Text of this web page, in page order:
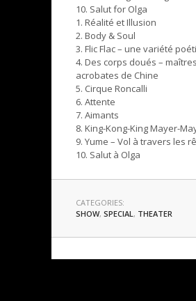
10. Salut for Olga
1. Réalité et Illusion
2. Body & Soul
3. Flic Flac – une variété
4. Des corps doués – maîtres
acrobates de Chine
5. Cirque Roncalli
6. Attente
7. Aimants
8. King-Kong-King Mayer-
9. Yume – Vol à travers les
10. Salut à Olga
CATEGORIES:
SHOW, SPECIAL, THEATER